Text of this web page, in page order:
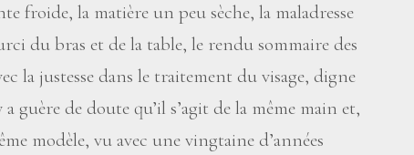
froide, la matière un peu sèche, la maladresse
du bras et de la table, le rendu sommaire des
la justesse dans le traitement du visage, digne
guère de doute qu’il s’agit de la même main et,
modèle, vu avec une vingtaine d’années